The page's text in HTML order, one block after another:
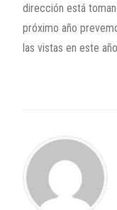
dirección está
próximo año
las vistas en este